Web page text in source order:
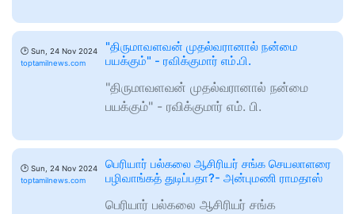
🕑 Sun, 24 Nov 2024
toptamilnews.com
"திருமாவளவன் முதல்வரானால் நன்மை
பயக்கும்" - ரவிக்குமார் எம்.பி.
"திருமாவளவன் முதல்வரானால் நன்மை
பயக்கும்" - ரவிக்குமார் எம். பி.
🕑 Sun, 24 Nov 2024
toptamilnews.com
பெரியார் பல்கலை ஆசிரியர் சங்க செயலாளரை
பழிவாங்கத் துடிப்பதா?- அன்புமணி ராமதாஸ்
பெரியார் பல்கலை ஆசிரியர் சங்க